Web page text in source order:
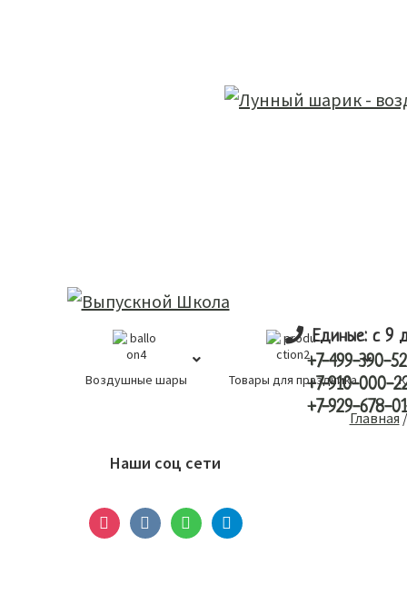
Единые: с 9
+7-499-390-
+7-910-000-
+7-929-678-
Воздушные шары Товары для праздника
Главная/
сайдбар
Наши соц сети
instagramvkontaktewhatsapptelegram